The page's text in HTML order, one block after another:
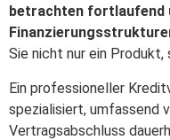
betrachten fortlaufend
Sie nicht nur ein
Ein professioneller
spezialisiert, umfassend
Vertragsabschluss